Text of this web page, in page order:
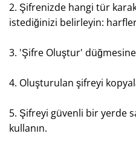
2. Şifrenizde hangi tür
istediğinizi belirleyin:
3. 'Şifre Oluştur' düğmesine
4. Oluşturulan şifreyi
5. Şifreyi güvenli bir yerde
kullanın.